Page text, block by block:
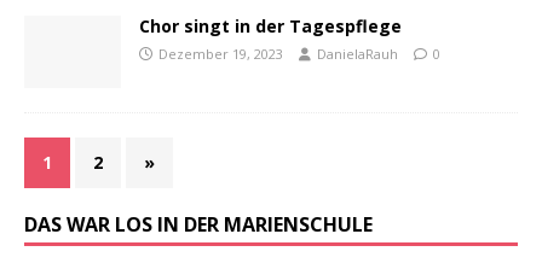
Chor singt in der Tagespflege
Dezember 19, 2023 DanielaRauh 0
1 2 »
DAS WAR LOS IN DER MARIENSCHULE